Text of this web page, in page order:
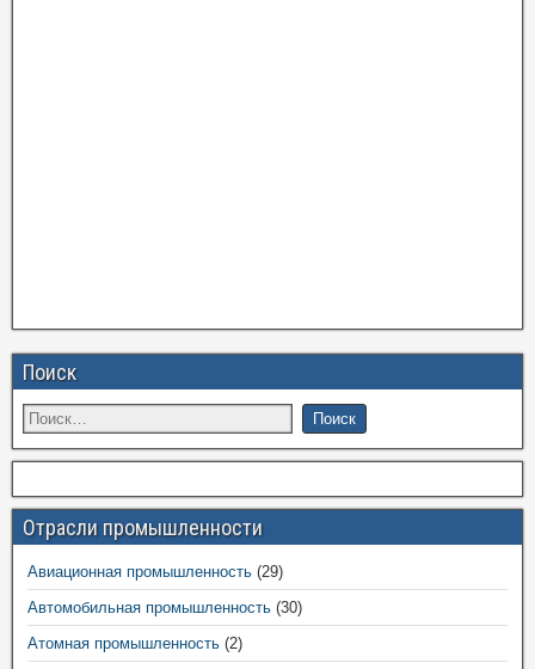
Поиск
Отрасли промышленности
Авиационная промышленность (29)
Автомобильная промышленность (30)
Атомная промышленность (2)